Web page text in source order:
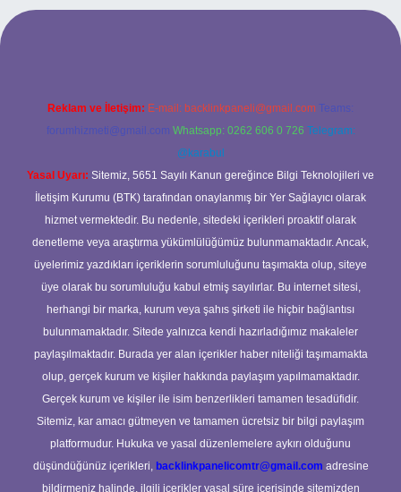
giriş
Reklam ve İletişim: E-mail: backlinkpaneli@gmail.com Teams:
forumhizmeti@gmail.com Whatsapp: 0262 606 0 726 Telegram:
@karabul
Yasal Uyarı: Sitemiz, 5651 Sayılı Kanun gereğince Bilgi Teknolojileri ve
İletişim Kurumu (BTK) tarafından onaylanmış bir Yer Sağlayıcı olarak
hizmet vermektedir. Bu nedenle, sitedeki içerikleri proaktif olarak
denetleme veya araştırma yükümlülüğümüz bulunmamaktadır. Ancak,
üyelerimiz yazdıkları içeriklerin sorumluluğunu taşımakta olup, siteye
üye olarak bu sorumluluğu kabul etmiş sayılırlar. Bu internet sitesi,
herhangi bir marka, kurum veya şahıs şirketi ile hiçbir bağlantısı
bulunmamaktadır. Sitede yalnızca kendi hazırladığımız makaleler
paylaşılmaktadır. Burada yer alan içerikler haber niteliği taşımamakta
olup, gerçek kurum ve kişiler hakkında paylaşım yapılmamaktadır.
Gerçek kurum ve kişiler ile isim benzerlikleri tamamen tesadüfidir.
Sitemiz, kar amacı gütmeyen ve tamamen ücretsiz bir bilgi paylaşım
platformudur. Hukuka ve yasal düzenlemelere aykırı olduğunu
düşündüğünüz içerikleri, backlinkpanelicomtr@gmail.com adresine
bildirmeniz halinde, ilgili içerikler yasal süre içerisinde sitemizden